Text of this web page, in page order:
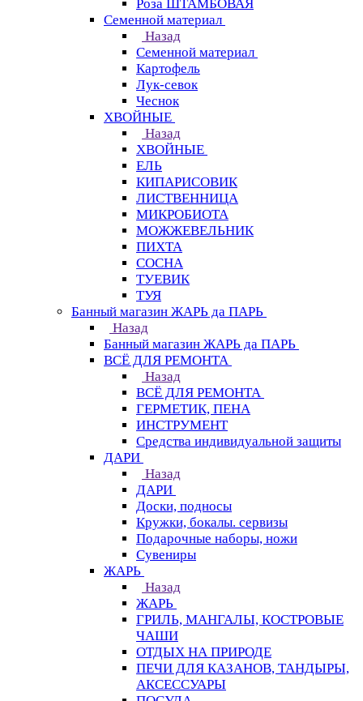
Роза ШТАМБОВАЯ
Семенной материал
Назад
Семенной материал
Картофель
Лук-севок
Чеснок
ХВОЙНЫЕ
Назад
ХВОЙНЫЕ
ЕЛЬ
КИПАРИСОВИК
ЛИСТВЕННИЦА
МИКРОБИОТА
МОЖЖЕВЕЛЬНИК
ПИХТА
СОСНА
ТУЕВИК
ТУЯ
Банный магазин ЖАРЬ да ПАРЬ
Назад
Банный магазин ЖАРЬ да ПАРЬ
ВСЁ ДЛЯ РЕМОНТА
Назад
ВСЁ ДЛЯ РЕМОНТА
ГЕРМЕТИК, ПЕНА
ИНСТРУМЕНТ
Средства индивидуальной защиты
ДАРИ
Назад
ДАРИ
Доски, подносы
Кружки, бокалы. сервизы
Подарочные наборы, ножи
Сувениры
ЖАРЬ
Назад
ЖАРЬ
ГРИЛЬ, МАНГАЛЫ, КОСТРОВЫЕ
ЧАШИ
ОТДЫХ НА ПРИРОДЕ
ПЕЧИ ДЛЯ КАЗАНОВ, ТАНДЫРЫ,
АКСЕССУАРЫ